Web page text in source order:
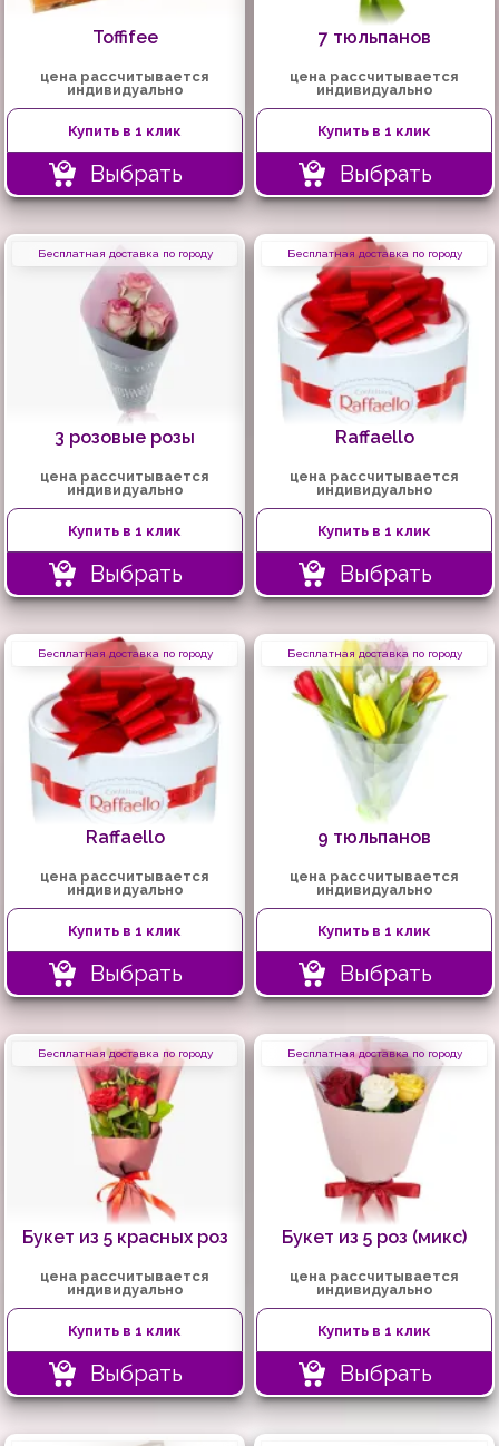
Toffifee
цена рассчитывается
индивидуально
Купить в 1 клик
Выбрать
7 тюльпанов
цена рассчитывается
индивидуально
Купить в 1 клик
Выбрать
Бесплатная доставка по городу
3 розовые розы
цена рассчитывается
индивидуально
Купить в 1 клик
Выбрать
Бесплатная доставка по городу
Raffaello
цена рассчитывается
индивидуально
Купить в 1 клик
Выбрать
Бесплатная доставка по городу
Raffaello
цена рассчитывается
индивидуально
Купить в 1 клик
Выбрать
Бесплатная доставка по городу
9 тюльпанов
цена рассчитывается
индивидуально
Купить в 1 клик
Выбрать
Бесплатная доставка по городу
Букет из 5 красных роз
цена рассчитывается
индивидуально
Купить в 1 клик
Выбрать
Бесплатная доставка по городу
Букет из 5 роз (микс)
цена рассчитывается
индивидуально
Купить в 1 клик
Выбрать